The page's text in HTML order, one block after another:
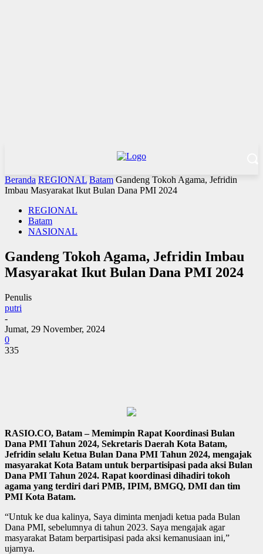
Beranda REGIONAL Batam Gandeng Tokoh Agama, Jefridin
Imbau Masyarakat Ikut Bulan Dana PMI 2024
REGIONAL
Batam
NASIONAL
Gandeng Tokoh Agama, Jefridin Imbau
Masyarakat Ikut Bulan Dana PMI 2024
Penulis
putri
-
Jumat, 29 November, 2024
0
335
RASIO.CO, Batam – Memimpin Rapat Koordinasi Bulan
Dana PMI Tahun 2024, Sekretaris Daerah Kota Batam,
Jefridin selalu Ketua Bulan Dana PMI Tahun 2024, mengajak
masyarakat Kota Batam untuk berpartisipasi pada aksi Bulan
Dana PMI Tahun 2024. Rapat koordinasi dihadiri tokoh
agama yang terdiri dari PMB, IPIM, BMGQ, DMI dan tim
PMI Kota Batam.
“Untuk ke dua kalinya, Saya diminta menjadi ketua pada Bulan
Dana PMI, sebelumnya di tahun 2023. Saya mengajak agar
masyarakat Batam berpartisipasi pada aksi kemanusiaan ini,”
ujarnya.